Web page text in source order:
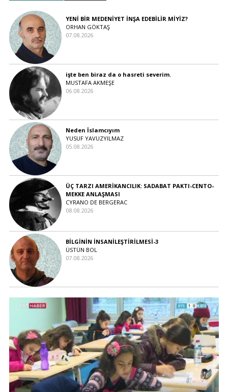
YENİ BİR MEDENİYET İNŞA EDEBİLİR MİYİZ?
ORHAN GÖKTAŞ
07.08.2026
işte ben biraz da o hasreti severim.
MUSTAFA AKMEŞE
06.08.2026
Neden İslamcıyım
YUSUF YAVUZYILMAZ
05.08.2026
ÜÇ TARZI AMERİKANCILIK: SADABAT PAKTI-CENTO-
MEKKE ANLAŞMASI
CYRANO DE BERGERAC
08.08.2026
BİLGİNİN İNSANİLEŞTİRİLMESİ-3
ÜSTÜN BOL
07.08.2026